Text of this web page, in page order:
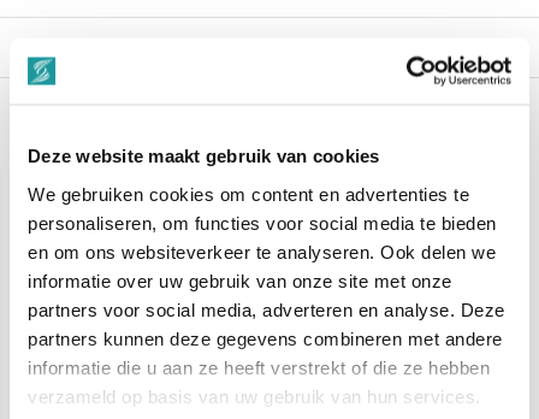
Deze website maakt gebruik van cookies
We gebruiken cookies om content en advertenties te
personaliseren, om functies voor social media te bieden
en om ons websiteverkeer te analyseren. Ook delen we
informatie over uw gebruik van onze site met onze
partners voor social media, adverteren en analyse. Deze
partners kunnen deze gegevens combineren met andere
informatie die u aan ze heeft verstrekt of die ze hebben
verzameld op basis van uw gebruik van hun services.
Babyliss Pro FXONE LO-
PROFX- Precisie Trimmer